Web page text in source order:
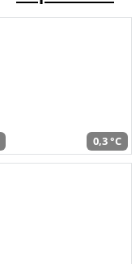
0,3 °C